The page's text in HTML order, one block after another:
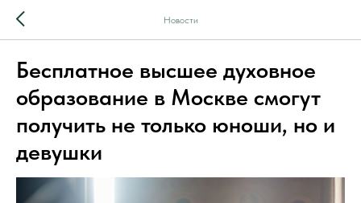
Новости
Бесплатное высшее духовное
образование в Москве смогут
получить не только юноши, но и
девушки